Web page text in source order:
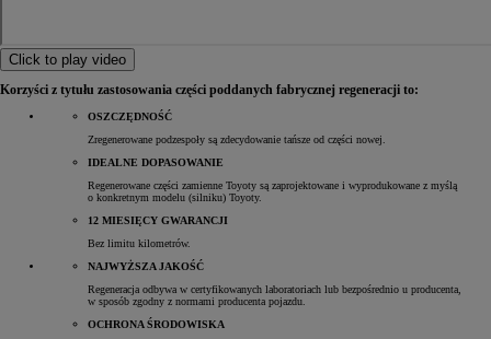
Click to play video
Korzyści z tytułu zastosowania części poddanych fabrycznej regeneracji to:
OSZCZĘDNOŚĆ
Zregenerowane podzespoły są zdecydowanie tańsze od części nowej.
IDEALNE DOPASOWANIE
Regenerowane części zamienne Toyoty są zaprojektowane i wyprodukowane z myślą
o konkretnym modelu (silniku) Toyoty.
12 MIESIĘCY GWARANCJI
Bez limitu kilometrów.
NAJWYŻSZA JAKOŚĆ
Regeneracja odbywa w certyfikowanych laboratoriach lub bezpośrednio u producenta,
w sposób zgodny z normami producenta pojazdu.
OCHRONA ŚRODOWISKA